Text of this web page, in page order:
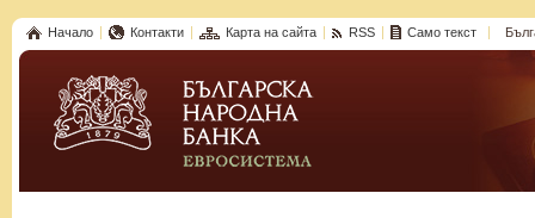
Начало Контакти Карта на сайта RSS Само текст